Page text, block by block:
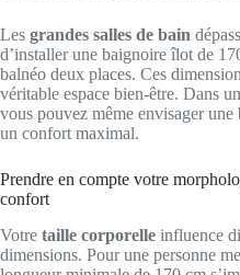
Les grandes salles de bain
d’installer une baignoire îlot de
balnéo deux places. Ces
véritable espace bien-être. Dans
vous pouvez même envisager
un confort maximal.
Prendre en compte votre
confort
Votre taille corporelle influence
dimensions. Pour une personne